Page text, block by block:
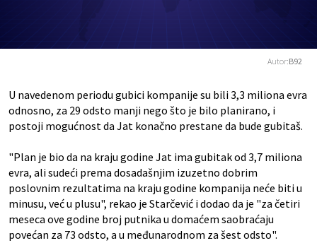
Autor:B92
U navedenom periodu gubici kompanije su bili 3,3 miliona evra
odnosno, za 29 odsto manji nego što je bilo planirano, i
postoji mogućnost da Jat konačno prestane da bude gubitaš.
"Plan je bio da na kraju godine Jat ima gubitak od 3,7 miliona
evra, ali sudeći prema dosadašnjim izuzetno dobrim
poslovnim rezultatima na kraju godine kompanija neće biti u
minusu, već u plusu", rekao je Starčević i dodao da je "za četiri
meseca ove godine broj putnika u domaćem saobraćaju
povećan za 73 odsto, a u međunarodnom za šest odsto".